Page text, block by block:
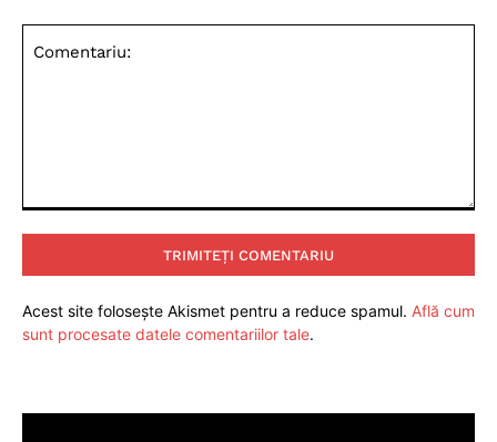
Acest site folosește Akismet pentru a reduce spamul. Află cum
sunt procesate datele comentariilor tale.